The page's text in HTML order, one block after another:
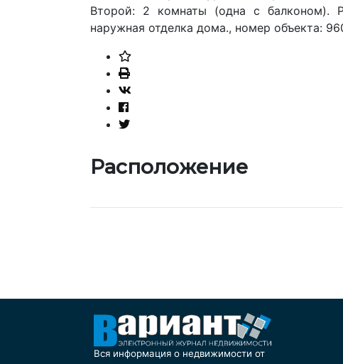
Второй: 2 комнаты (одна с балконом).
наружная отделка дома., номер объекта:
Расположение
Вся информация о недвижимости от